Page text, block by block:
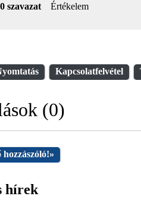
Értékelem
0 szavazat
Kapcsolatfelvétel
(0)
hozzászóló!»
hírek